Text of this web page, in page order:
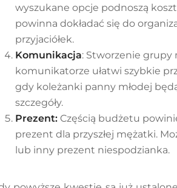
wyszukane opcje podnoszą
powinna dokładać się do
przyjaciółek.
Komunikacja: Stworzenie grupy
komunikatorze ułatwi szybkie
gdy koleżanki panny młodej
szczegóły.
Prezent: Częścią budżetu
prezent dla przyszłej mężatki.
lub inny prezent niespodzianka.